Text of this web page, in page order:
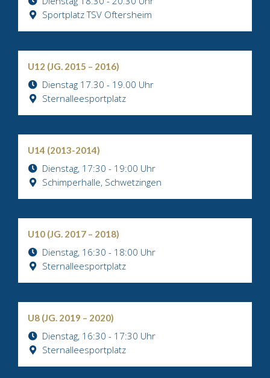
Sportplatz TSV Oftersheim
U12 (JG. 2015 – 2016)
Dienstag 17.30 - 19.00 Uhr
Sternalleesportplatz
U14 (2013-2014)
Dienstag, 17:30 - 19:00 Uhr
Schimperhalle, Schwetzingen
U10 (JG. 2017 – 2018)
Dienstag, 16:30 - 18:00 Uhr
Sternalleesportplatz
U8 (JG. 2019 – 2020)
Dienstag, 16:30 - 17:30 Uhr
Sternalleesportplatz